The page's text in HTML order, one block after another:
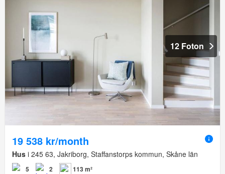
12 Foton
19 538 kr/month
Hus i 245 63, Jakriborg, Staffanstorps kommun, Skåne län
5 2
113 m²